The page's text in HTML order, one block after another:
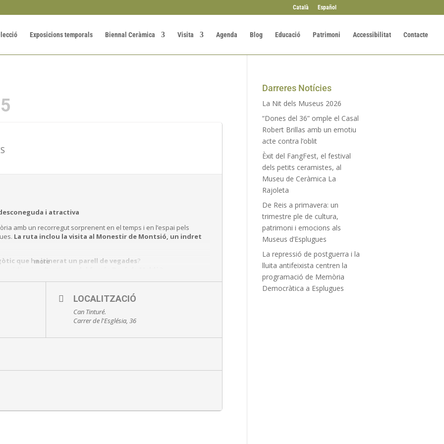
Català Español
Exposicions temporals Biennal Ceràmica Visita Agenda Blog Educació Patrimoni Accessibilitat Contacte
more
i atractiva
amb un recorregut sorprenent en el temps i en l’espai pels
La ruta inclou la visita al Monestir de Montsió, un indret
que ha itinerat un parell de vegades?
Museu Can Tinturé
museus@esplugues.cat
LOCALITZACIÓ
Can Tinturé.
Carrer de l'Església, 36
Darreres Notícies
La Nit dels Museus 2026
“Dones del 36” omple el Casal
Robert Brillas amb un emotiu
acte contra l’oblit
Èxit del FangFest, el festival
dels petits ceramistes, al
Museu de Ceràmica La
Rajoleta
De Reis a primavera: un
trimestre ple de cultura,
patrimoni i emocions als
Museus d’Esplugues
La repressió de postguerra i la
lluita antifeixista centren la
programació de Memòria
Democràtica a Esplugues